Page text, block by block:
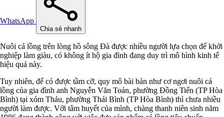
WhatsApp
Chia sẻ nhanh
Nuôi cá lồng trên lòng hồ sông Đà được nhiều người lựa chọn để khởi
nghiệp làm giàu, có không ít hộ gia đình đang duy trì mô hình kinh tế
hiệu quả này.
Tuy nhiên, để có được tầm cỡ, quy mô bài bản như cơ ngơi nuôi cá
lồng của gia đình anh Nguyễn Văn Toản, phường Đồng Tiến (TP Hòa
Bình) tại xóm Tháu, phường Thái Bình (TP Hòa Bình) thì chưa nhiều
người làm được. Với tâm huyết của mình, chàng thanh niên sinh năm